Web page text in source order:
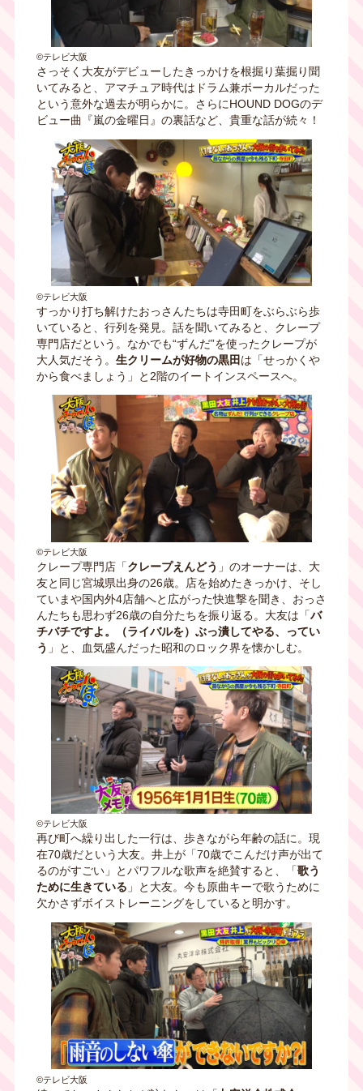
©テレビ大阪
さっそく大友がデビューしたきっかけを根掘り葉掘り聞
いてみると、アマチュア時代はドラム兼ボーカルだった
という意外な過去が明らかに。さらにHOUND DOGのデ
ビュー曲『嵐の金曜日』の裏話など、貴重な話が続々！
©テレビ大阪
すっかり打ち解けたおっさんたちは寺田町をぶらぶら歩
いていると、行列を発見。話を聞いてみると、クレープ
専門店だという。なかでも“ずんだ”を使ったクレープが
大人気だそう。 生クリームが好物の黒田 は「せっかくや
から食べましょう」と2階のイートインスペースへ。
©テレビ大阪
クレープ専門店「クレープえんどう 」のオーナーは、大
友と同じ宮城県出身の26歳。店を始めたきっかけ、そし
ていまや国内外4店舗へと広がった快進撃を聞き、おっさ
んたちも思わず26歳の自分たちを振り返る。大友は「バ
チバチですよ。（ライバルを）ぶっ潰してやる、ってい
う 」と、血気盛んだった昭和のロック界を懐かしむ。
©テレビ大阪
再び町へ繰り出した一行は、歩きながら年齢の話に。現
在70歳だという大友。井上が「70歳でこんだけ声が出て
るのがすごい」とパワフルな歌声を絶賛すると、「歌う
ために生きている 」と大友。今も原曲キーで歌うために
欠かさずボイストレーニングをしていると明かす。
©テレビ大阪